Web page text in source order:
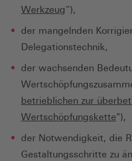
Werkzeug“),
der mangelnden
Delegationstechnik,
der wachsenden
betrieblichen zur
Wertschöpfungskette"),
der Notwendigkeit, die
Gestaltungsschritte zu